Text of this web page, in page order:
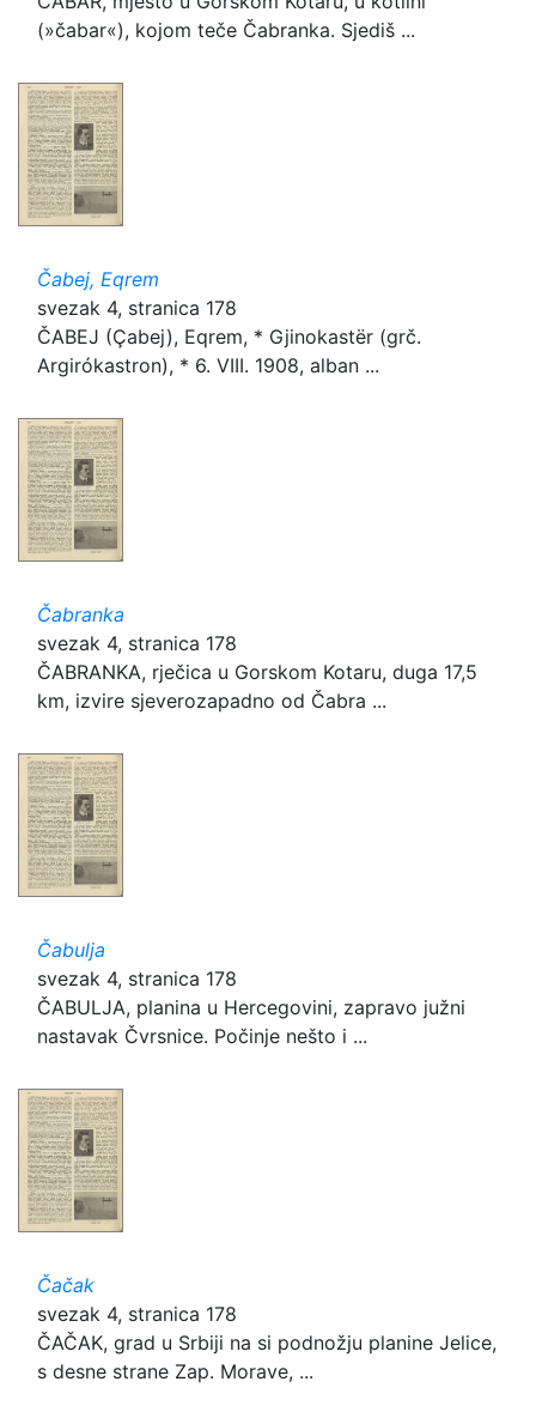
(»čabar«), kojom teče Čabranka. Sjediš ...
Čabej, Eqrem
svezak 4, stranica 178
ČABEJ (Çabej), Eqrem, * Gjinokastër (grč.
Argirókastron), * 6. VIII. 1908, alban ...
Čabranka
svezak 4, stranica 178
ČABRANKA, rječica u Gorskom Kotaru, duga 17,5
km, izvire sjeverozapadno od Čabra ...
Čabulja
svezak 4, stranica 178
ČABULJA, planina u Hercegovini, zapravo južni
nastavak Čvrsnice. Počinje nešto i ...
Čačak
svezak 4, stranica 178
ČAČAK, grad u Srbiji na si podnožju planine Jelice,
s desne strane Zap. Morave, ...